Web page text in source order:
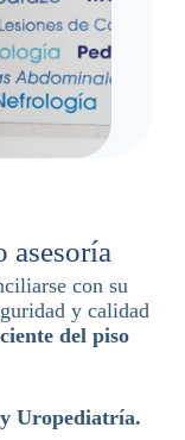
asesoría
con su
y calidad
del piso
Uropediatría.